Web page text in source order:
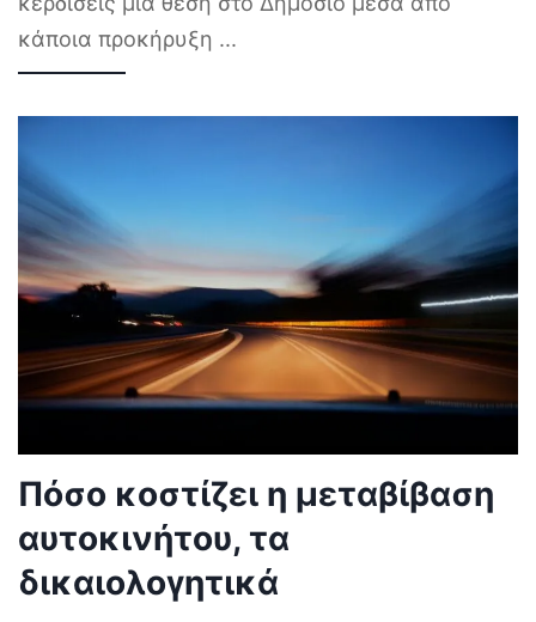
κάποια προκήρυξη ...
Πόσο κοστίζει η μεταβίβαση
αυτοκινήτου, τα
δικαιολογητικά